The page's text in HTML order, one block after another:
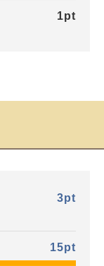
1pt
3pt
15pt